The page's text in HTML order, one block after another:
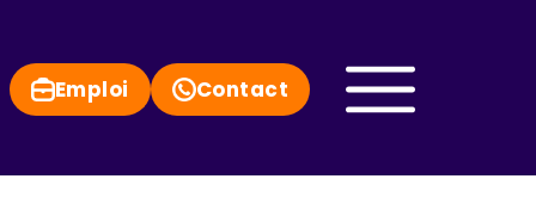
Emploi Contact